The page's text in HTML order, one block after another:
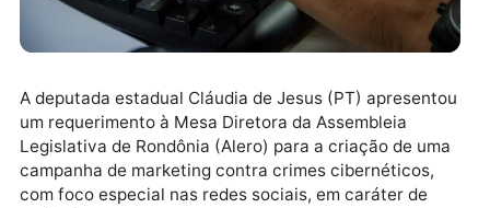
A deputada estadual Cláudia de Jesus (PT)